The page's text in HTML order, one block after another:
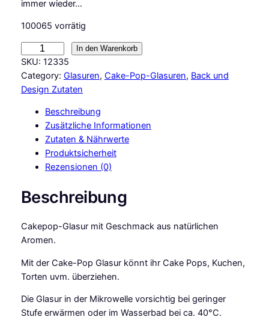
immer wieder…
100065 vorrätig
M
B
a
e
P
o
G
a
s
In den Warenkorb
SKU: 12335
Category: Glasuren, Cake-Pop-Glasuren, Back und
Design Zutaten
Beschreibung
Zusätzliche Informationen
Zutaten & Nährwerte
Produktsicherheit
Rezensionen (0)
Beschreibung
Cakepop-Glasur mit Geschmack aus natürlichen
Aromen.
Mit der Cake-Pop Glasur könnt ihr Cake Pops, Kuchen,
Torten uvm. überziehen.
Die Glasur in der Mikrowelle vorsichtig bei geringer
Stufe erwärmen oder im Wasserbad bei ca. 40°C.